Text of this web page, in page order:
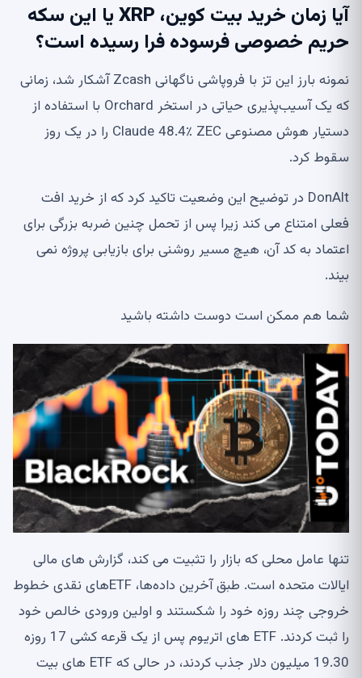
آیا زمان خرید بیت کوین، XRP یا این سکه
حریم خصوصی فرسوده فرا رسیده است؟
نمونه بارز این تز با فروپاشی ناگهانی Zcash آشکار شد، زمانی
که یک آسیب‌پذیری حیاتی در استخر Orchard با استفاده از
دستیار هوش مصنوعی Claude 48.4٪ ZEC را در یک روز
سقوط کرد.
DonAlt در توضیح این وضعیت تاکید کرد که از خرید افت
فعلی امتناع می کند زیرا پس از تحمل چنین ضربه بزرگی برای
اعتماد به کد آن، هیچ مسیر روشنی برای بازیابی پروژه نمی
بیند.
شما هم ممکن است دوست داشته باشید
تنها عامل محلی که بازار را تثبیت می کند، گزارش های مالی
ایالات متحده است. طبق آخرین داده‌ها، ETF‌های نقدی خطوط
خروجی چند روزه خود را شکستند و اولین ورودی خالص خود
را ثبت کردند. ETF های اتریوم پس از یک قرعه کشی 17 روزه
19.30 میلیون دلار جذب کردند، در حالی که ETF های بیت